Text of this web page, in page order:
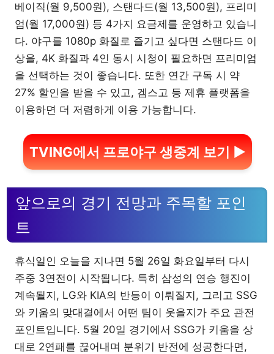
베이직(월 9,500원), 스탠다드(월 13,500원), 프리미
엄(월 17,000원) 등 4가지 요금제를 운영하고 있습니
다. 야구를 1080p 화질로 즐기고 싶다면 스탠다드 이
상을, 4K 화질과 4인 동시 시청이 필요하면 프리미엄
을 선택하는 것이 좋습니다. 또한 연간 구독 시 약
27% 할인을 받을 수 있고, 겜스고 등 제휴 플랫폼을
이용하면 더 저렴하게 이용 가능합니다.
TVING에서 프로야구 생중계 보기 ▶
앞으로의 경기 전망과 주목할 포인
트
휴식일인 오늘을 지나면 5월 26일 화요일부터 다시
주중 3연전이 시작됩니다. 특히 삼성의 연승 행진이
계속될지, LG와 KIA의 반등이 이뤄질지, 그리고 SSG
와 키움의 맞대결에서 어떤 팀이 웃을지가 주요 관전
포인트입니다. 5월 20일 경기에서 SSG가 키움을 상
대로 2연패를 끊어내며 분위기 반전에 성공한다면,